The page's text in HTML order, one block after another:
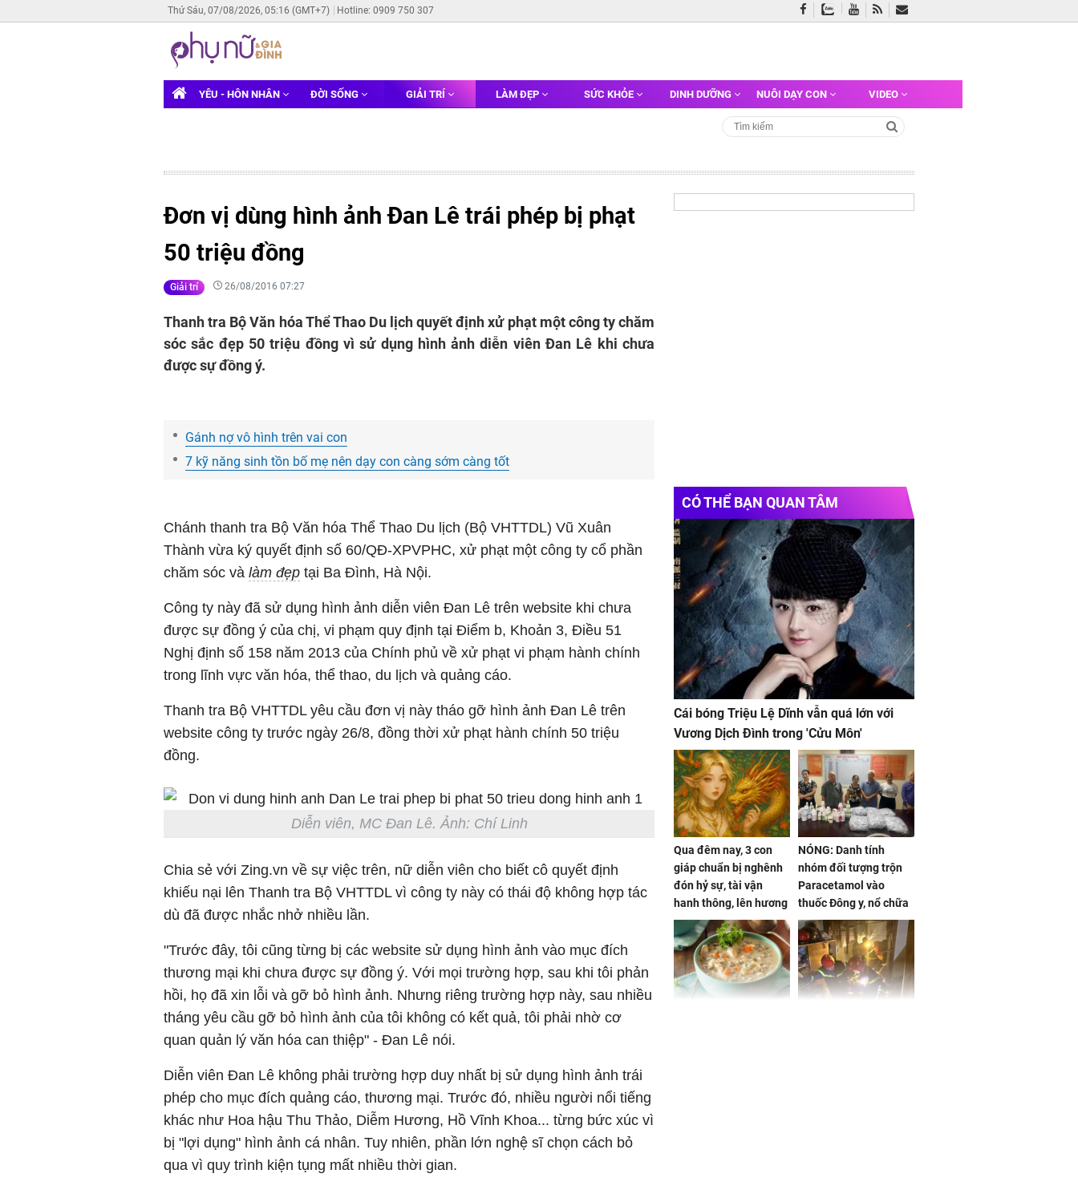
Thứ Sáu, 07/08/2026, 05:16 (GMT+7) Hotline: 0909 750 307
YÊU - HÔN NHÂN ĐỜI SỐNG GIẢI TRÍ LÀM ĐẸP SỨC KHỎE DINH DƯỠNG NUÔI DẠY CON VIDEO
Đơn vị dùng hình ảnh Đan Lê trái phép bị phạt
50 triệu đồng
Giải trí 26/08/2016 07:27
Thanh tra Bộ Văn hóa Thể Thao Du lịch quyết định xử phạt một công ty chăm
sóc sắc đẹp 50 triệu đồng vì sử dụng hình ảnh diễn viên Đan Lê khi chưa
được sự đồng ý.
Gánh nợ vô hình trên vai con
7 kỹ năng sinh tồn bố mẹ nên dạy con càng sớm càng tốt
Chánh thanh tra Bộ Văn hóa Thể Thao Du lịch (Bộ VHTTDL) Vũ Xuân
Thành vừa ký quyết định số 60/QĐ-XPVPHC, xử phạt một công ty cổ phần
chăm sóc và làm đẹp tại Ba Đình, Hà Nội.
Công ty này đã sử dụng hình ảnh diễn viên Đan Lê trên website khi chưa
được sự đồng ý của chị, vi phạm quy định tại Điểm b, Khoản 3, Điều 51
Nghị định số 158 năm 2013 của Chính phủ về xử phạt vi phạm hành chính
trong lĩnh vực văn hóa, thể thao, du lịch và quảng cáo.
Thanh tra Bộ VHTTDL yêu cầu đơn vị này tháo gỡ hình ảnh Đan Lê trên
website công ty trước ngày 26/8, đồng thời xử phạt hành chính 50 triệu
đồng.
Diễn viên, MC Đan Lê. Ảnh: Chí Linh
Chia sẻ với Zing.vn về sự việc trên, nữ diễn viên cho biết cô quyết định
khiếu nại lên Thanh tra Bộ VHTTDL vì công ty này có thái độ không hợp tác
dù đã được nhắc nhở nhiều lần.
"Trước đây, tôi cũng từng bị các website sử dụng hình ảnh vào mục đích
thương mại khi chưa được sự đồng ý. Với mọi trường hợp, sau khi tôi phản
hồi, họ đã xin lỗi và gỡ bỏ hình ảnh. Nhưng riêng trường hợp này, sau nhiều
tháng yêu cầu gỡ bỏ hình ảnh của tôi không có kết quả, tôi phải nhờ cơ
quan quản lý văn hóa can thiệp" - Đan Lê nói.
Diễn viên Đan Lê không phải trường hợp duy nhất bị sử dụng hình ảnh trái
phép cho mục đích quảng cáo, thương mại. Trước đó, nhiều người nổi tiếng
khác như Hoa hậu Thu Thảo, Diễm Hương, Hồ Vĩnh Khoa... từng bức xúc vì
bị "lợi dụng" hình ảnh cá nhân. Tuy nhiên, phần lớn nghệ sĩ chọn cách bỏ
qua vì quy trình kiện tụng mất nhiều thời gian.
CÓ THỂ BẠN QUAN TÂM
Cái bóng Triệu Lệ Dĩnh vẫn quá lớn với
Vương Dịch Đình trong 'Cửu Môn'
Qua đêm nay, 3 con
giáp chuẩn bị nghênh
đón hỷ sự, tài vận
hanh thông, lên hương
hóa Rồng hóa Phượng,
gom hết may mắn về
nhà
NÓNG: Danh tính
nhóm đối tượng trộn
Paracetamol vào
thuốc Đông y, nổ chữa
bách bệnh